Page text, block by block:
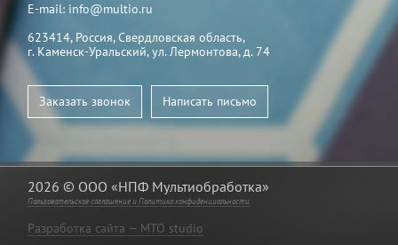
E-mail: info@multio.ru
623414, Россия, Свердловская область,
г. Каменск-Уральский, ул. Лермонтова, д. 74
Заказать звонок Написать письмо
2026 © ООО «НПФ Мультиобработка»
Пользовательское соглашение и Политика конфиденциальности
Разработка сайта — MTO studio